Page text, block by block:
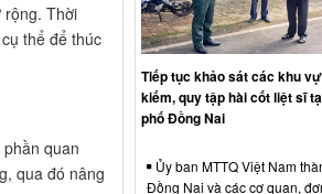
Thời
thể để thúc
quan
qua đó nâng
Tiếp tục khảo sát các khu
kiếm, quy tập hài cốt liệt sĩ
phố Đồng Nai
Ủy ban MTTQ Việt Nam
Đồng Nai và các cơ quan,